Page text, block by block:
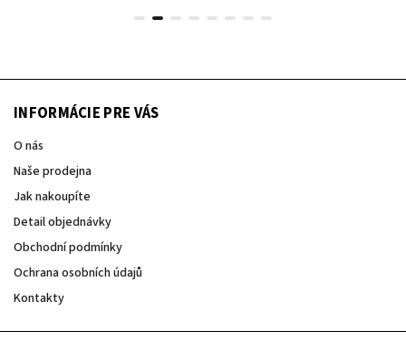
INFORMÁCIE PRE VÁS
O nás
Naše prodejna
Jak nakoupíte
Detail objednávky
Obchodní podmínky
Ochrana osobních údajů
Kontakty